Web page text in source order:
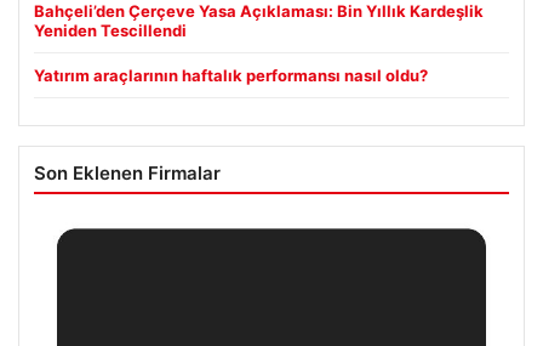
Bahçeli’den Çerçeve Yasa Açıklaması: Bin Yıllık Kardeşlik
Yeniden Tescillendi
Yatırım araçlarının haftalık performansı nasıl oldu?
Son Eklenen Firmalar